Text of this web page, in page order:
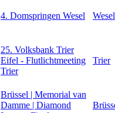
4. Domspringen Wesel Wesel
25. Volksbank Trier
Eifel - Flutlichtmeeting
Trier
Trier
Brüssel | Memorial van
Damme | Diamond